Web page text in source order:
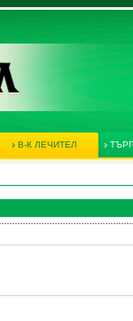
В-К ЛЕЧИТЕЛ